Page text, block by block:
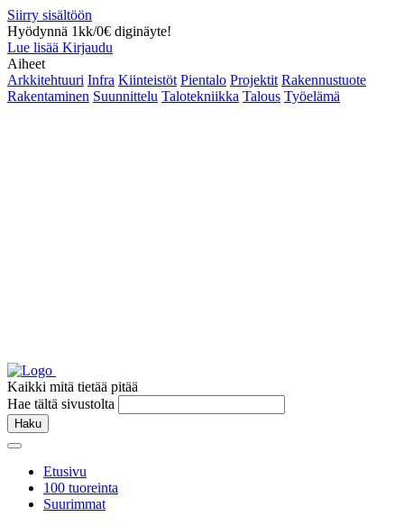
Siirry sisältöön
Hyödynnä 1kk/0€ diginäyte!
Lue lisää Kirjaudu
Aiheet
Arkkitehtuuri Infra Kiinteistöt Pientalo Projektit Rakennustuote
Rakentaminen Suunnittelu Talotekniikka Talous Työelämä
Kaikki mitä tietää pitää
Hae tältä sivustolta
Haku
Etusivu
100 tuoreinta
Suurimmat